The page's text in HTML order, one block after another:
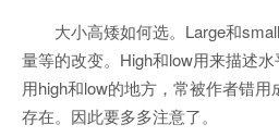
大小高矮如何选。Large和
量等的改变。High和low用来描述
用high和low的地方，常被作者错
存在。因此要多多注意了。